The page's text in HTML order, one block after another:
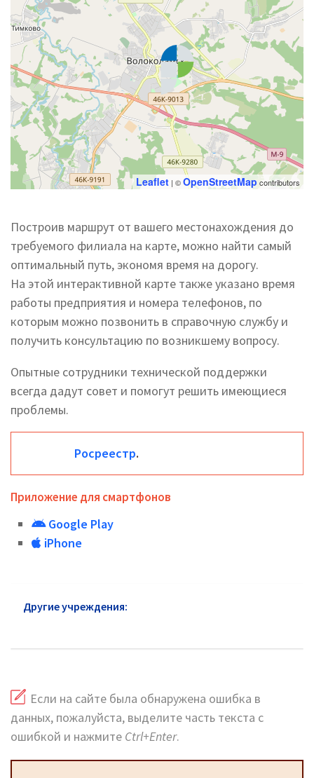
Leaflet | ©OpenStreetMap contributors
Построив маршрут от вашего местонахождения до
требуемого филиала на карте, можно найти самый
оптимальный путь, экономя время на дорогу.
На этой интерактивной карте также указано время
работы предприятия и номера телефонов, по
которым можно позвонить в справочную службу и
получить консультацию по возникшему вопросу.
Опытные сотрудники технической поддержки
всегда дадут совет и помогут решить имеющиеся
проблемы.
Росреестр.
Приложение для смартфонов
Google Play
iPhone
Другие учреждения:
Если на сайте была обнаружена ошибка в
данных, пожалуйста, выделите часть текста с
ошибкой и нажмите Ctrl+Enter.